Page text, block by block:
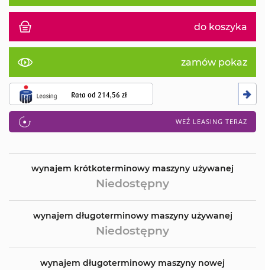
do koszyka
zamów pokaz
Rata od 214,56 zł
WEŹ LEASING TERAZ
wynajem krótkoterminowy maszyny używanej
Niedostępny
wynajem długoterminowy maszyny używanej
Niedostępny
wynajem długoterminowy maszyny nowej